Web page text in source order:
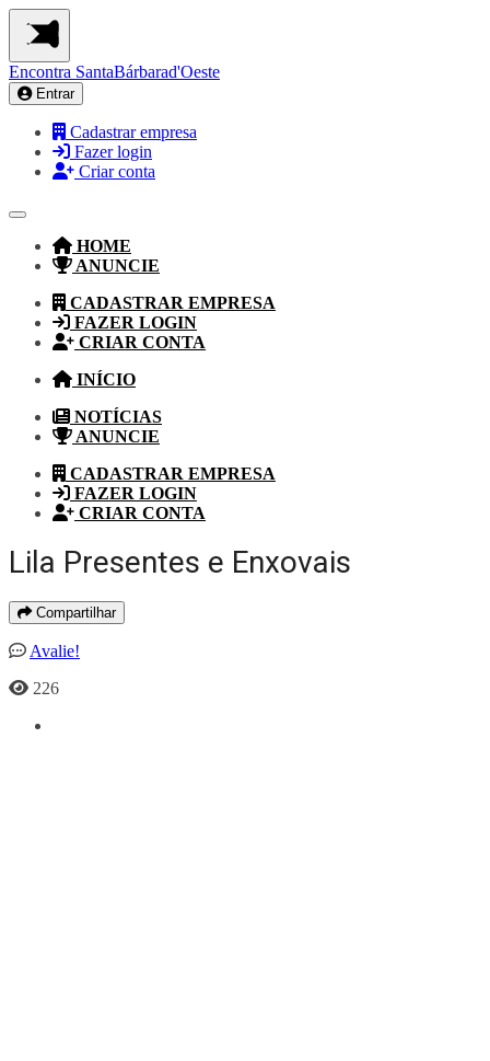
Encontra SantaBárbarad'Oeste
Entrar
Cadastrar empresa
Fazer login
Criar conta
HOME
ANUNCIE
CADASTRAR EMPRESA
FAZER LOGIN
CRIAR CONTA
INÍCIO
NOTÍCIAS
ANUNCIE
CADASTRAR EMPRESA
FAZER LOGIN
CRIAR CONTA
Lila Presentes e Enxovais
Compartilhar
Avalie!
226